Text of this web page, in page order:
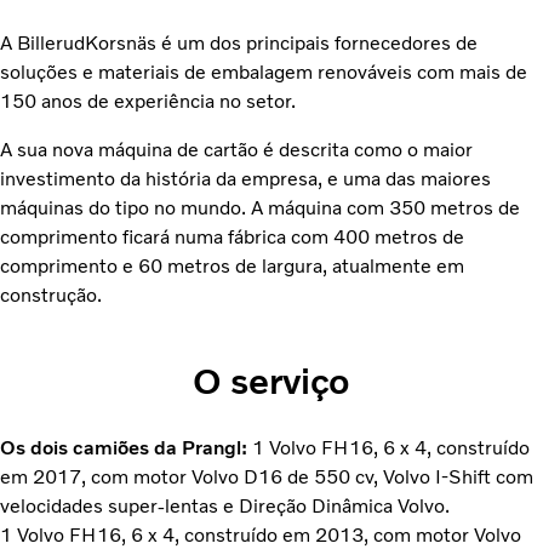
A BillerudKorsnäs é um dos principais fornecedores de
soluções e materiais de embalagem renováveis com mais de
150 anos de experiência no setor.
A sua nova máquina de cartão é descrita como o maior
investimento da história da empresa, e uma das maiores
máquinas do tipo no mundo. A máquina com 350 metros de
comprimento ficará numa fábrica com 400 metros de
comprimento e 60 metros de largura, atualmente em
construção.
O serviço
Os dois camiões da Prangl: 1 Volvo FH16, 6 x 4, construído
em 2017, com motor Volvo D16 de 550 cv, Volvo I-Shift com
velocidades super-lentas e Direção Dinâmica Volvo.
1 Volvo FH16, 6 x 4, construído em 2013, com motor Volvo